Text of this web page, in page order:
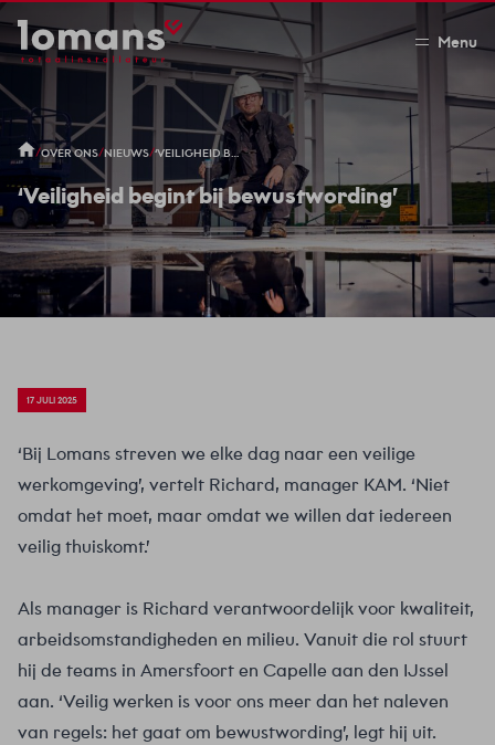
Menu
/OVER ONS/NIEUWS/ ‘VEILIGHEID BEGINT BIJ BEWUSTWORDING’
‘Veiligheid begint bij bewustwording’
17 JULI 2025
‘Bij Lomans streven we elke dag naar een veilige
werkomgeving’, vertelt Richard, manager KAM. ‘Niet
omdat het moet, maar omdat we willen dat iedereen
veilig thuiskomt.’
Als manager is Richard verantwoordelijk voor kwaliteit,
arbeidsomstandigheden en milieu. Vanuit die rol stuurt
hij de teams in Amersfoort en Capelle aan den IJssel
aan. ‘Veilig werken is voor ons meer dan het naleven
van regels: het gaat om bewustwording’, legt hij uit.